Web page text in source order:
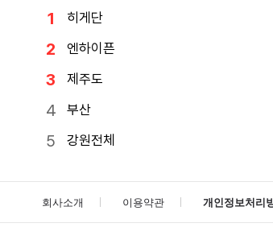
히게단
엔하이픈
제주도
부산
강원전체
회사소개 이용약관 개인정보처리